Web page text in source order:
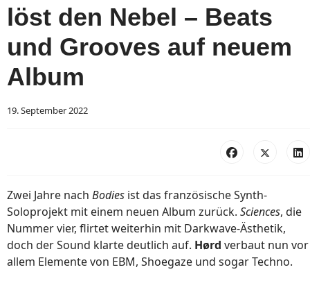
löst den Nebel – Beats
und Grooves auf neuem
Album
19. September 2022
Zwei Jahre nach Bodies ist das französische Synth-
Soloprojekt mit einem neuen Album zurück. Sciences, die
Nummer vier, flirtet weiterhin mit Darkwave-Ästhetik,
doch der Sound klarte deutlich auf. Hørd verbaut nun vor
allem Elemente von EBM, Shoegaze und sogar Techno.